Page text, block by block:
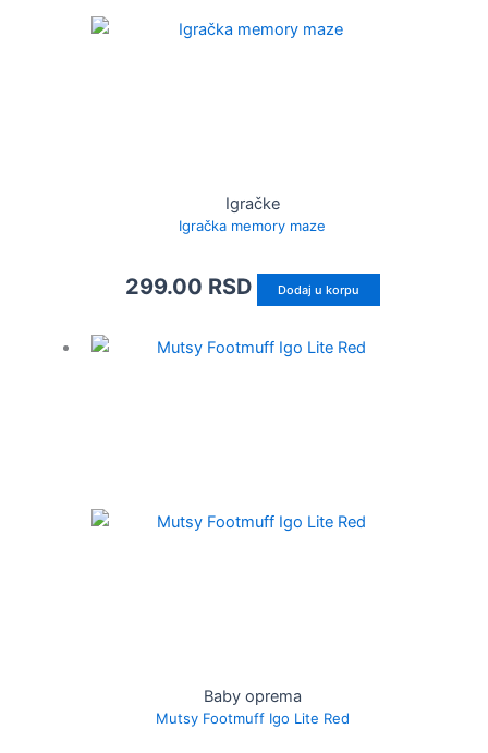
Igračke
Igračka memory maze
299.00 RSD Dodaj u korpu
Baby oprema
Mutsy Footmuff Igo Lite Red